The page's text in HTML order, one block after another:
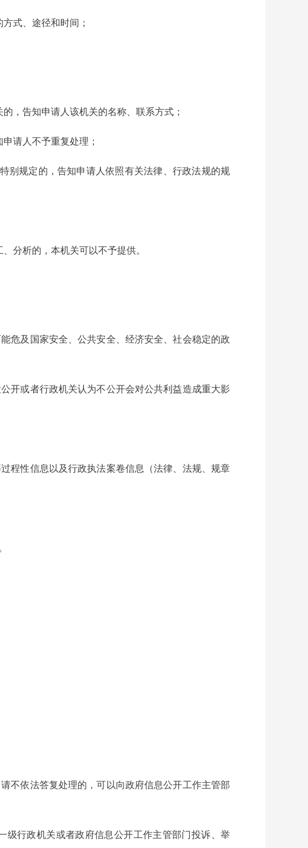
式、途径和时间；
，告知申请人该机关的名称、联系方式；
请人不予重复处理；
别规定的，告知申请人依照有关法律、行政法规的规
分析的，本机关可以不予提供。
危及国家安全、公共安全、经济安全、社会稳定的政
开或者行政机关认为不公开会对公共利益造成重大影
程性信息以及行政执法案卷信息（法律、法规、规章
不依法答复处理的，可以向政府信息公开工作主管部
行政机关或者政府信息公开工作主管部门投诉、举